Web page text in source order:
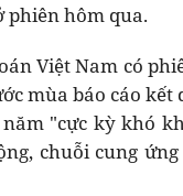
phiên hôm qua.
Việt Nam có
mùa báo cáo kết
"cực kỳ khó
chuỗi cung